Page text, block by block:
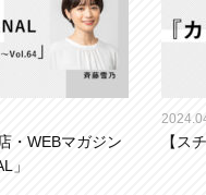
・WEBマガジン
」
【ス